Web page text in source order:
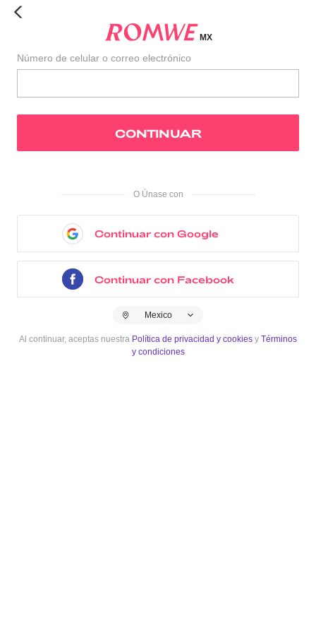
MX
Número de celular o correo electrónico
CONTINUAR
O Únase con
Continuar con Google
Continuar con Facebook
Mexico
Al continuar, aceptas nuestra Política de privacidad y cookies y Términos
y condiciones